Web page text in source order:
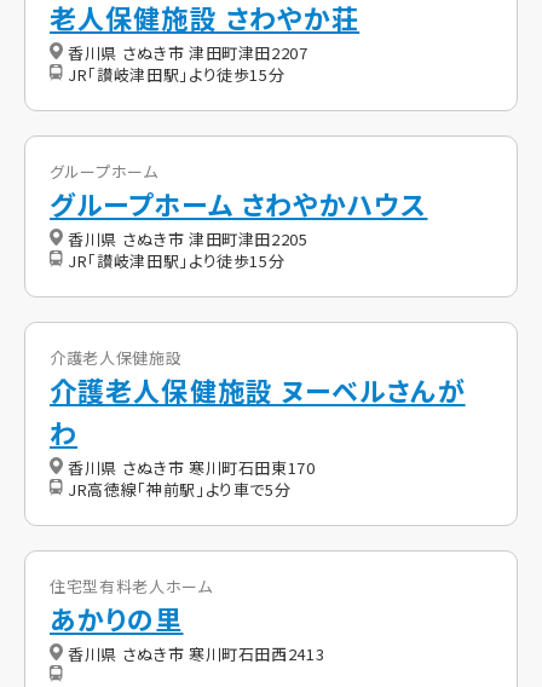
老人保健施設 さわやか荘
香川県 さぬき市 津田町津田2207
JR「讃岐津田駅」より徒歩15分
グループホーム
グループホーム さわやかハウス
香川県 さぬき市 津田町津田2205
JR「讃岐津田駅」より徒歩15分
介護老人保健施設
介護老人保健施設 ヌーベルさんが
わ
香川県 さぬき市 寒川町石田東170
JR高徳線「神前駅」より車で5分
住宅型有料老人ホーム
あかりの里
香川県 さぬき市 寒川町石田西2413